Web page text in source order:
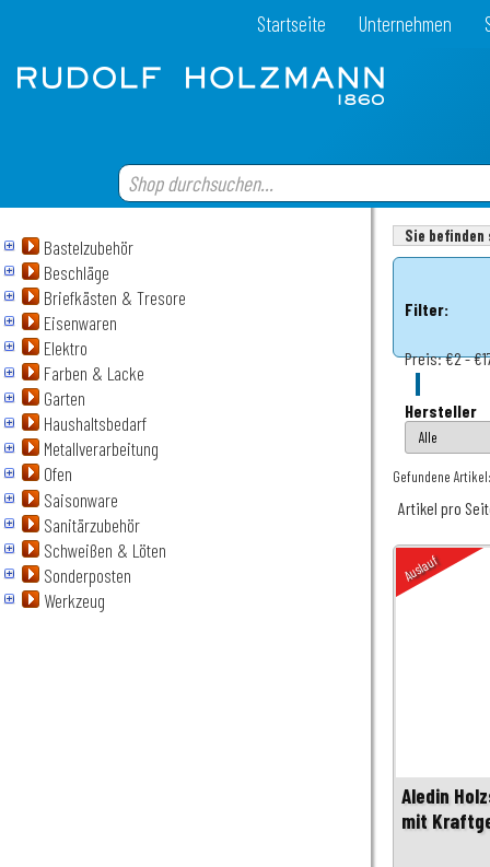
Startseite Unternehmen
Bastelzubehör
Beschläge
Briefkästen & Tresore
Eisenwaren
Elektro
Farben & Lacke
Garten
Haushaltsbedarf
Metallverarbeitung
Ofen
Saisonware
Sanitärzubehör
Schweißen & Löten
Sonderposten
Werkzeug
Sie
Filter:
Preis:€2 -
Hersteller
Gefundene
Artikel pro
Auslauf
Aledin
mit